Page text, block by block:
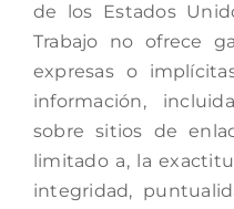
de los Estados
Trabajo no ofrece
expresas o
información,
sobre sitios de
limitado a, la
integridad,